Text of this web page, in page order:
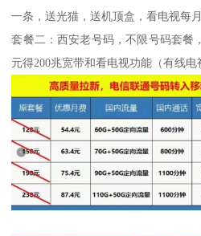
一条，送光猫，送机顶盒，看电视每月
套餐二：西安老号码，不限号码套餐
元得200兆宽带和看电视功能（有线电